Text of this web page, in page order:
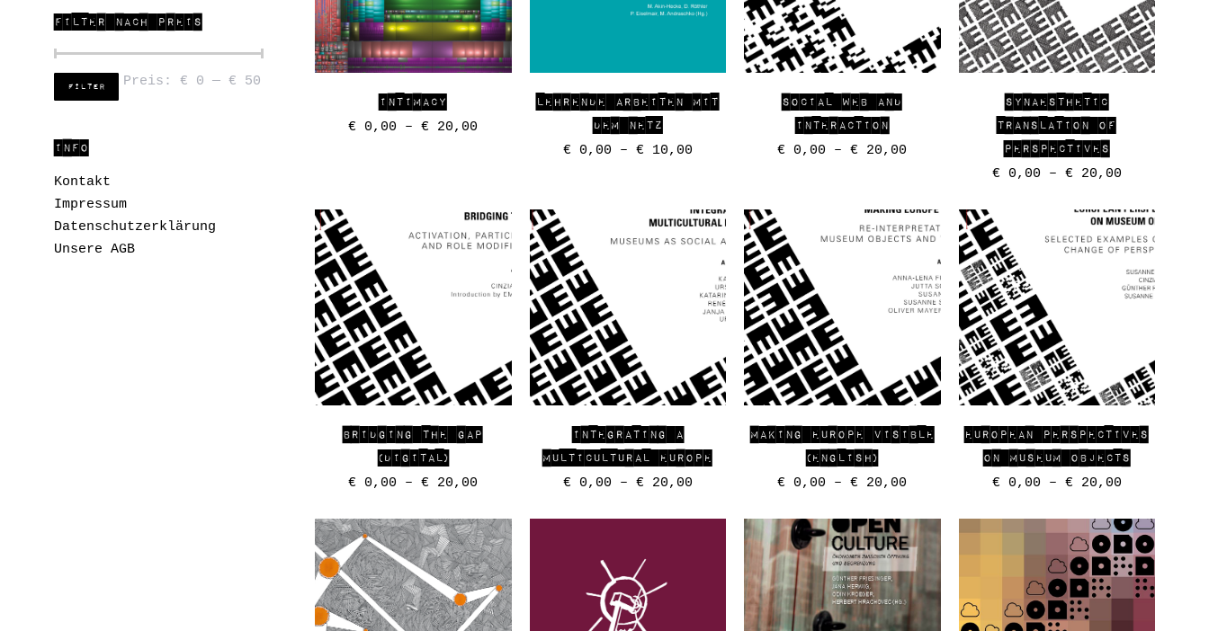
INTIMACY
€ 0,00 –€ 20,00
LEHRENDE ARBEITEN MIT
DEM NETZ
€ 0,00 – € 10,00
SOCIAL WEB AND
INTERACTION
€ 0,00 –€ 20,00
SYNAESTHETIC
TRANSLATION OF
PERSPECTIVES
€ 0,00 – € 20,00
BRIDGING THE GAP
(DIGITAL)
€ 0,00 –€ 20,00
INTEGRATING A
MULTICULTURAL EUROPE
€ 0,00 – € 20,00
MAKING EUROPE VISIBLE
(ENGLISH)
€ 0,00 –€ 20,00
EUROPEAN PERSPECTIVES
ON MUSEUM OBJECTS
€ 0,00 – € 20,00
FILTER NACH PREIS
Filter Preis: € 0 — € 50
INFO
Kontakt
Impressum
Datenschutzerklärung
Unsere AGB